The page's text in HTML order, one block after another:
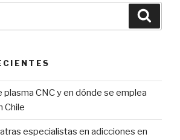
plasma CNC y en dónde se emplea
Chile
especialistas en adicciones en